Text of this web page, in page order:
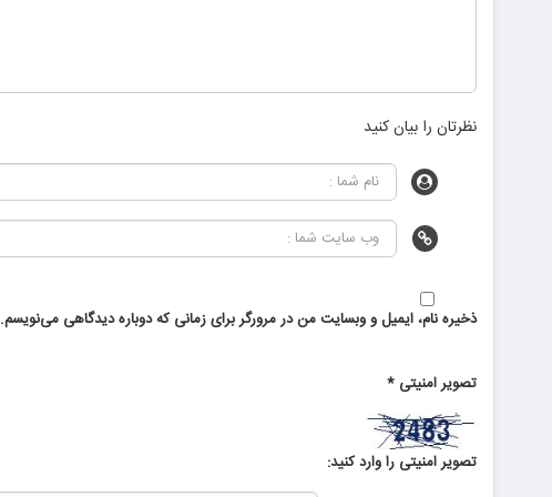
نظرتان را بیان کنید
ذخیره نام، ایمیل و وبسایت من در مرورگر برای زمانی که دوباره دیدگاهی می‌نویسم.
تصویر امنیتی *
تصویر امنیتی را وارد کنید: